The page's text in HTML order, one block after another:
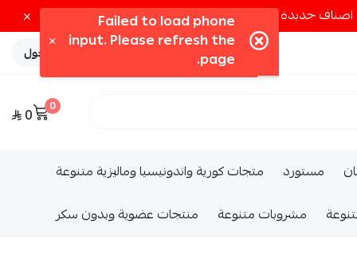
تسجيل الدخول
0
0
مستورد
متجات كورية واندونيسيا وماليزية متنوعة
مشروبات متنوعة منتجات عضوية وبدون سكر